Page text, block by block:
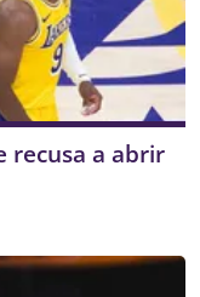
recusa a abrir